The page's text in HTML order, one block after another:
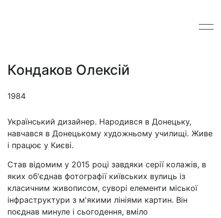
Кондаков Олексій
1984
Український дизайнер. Народився в Донецьку,
навчався в Донецькому художньому училищі. Живе
і працює у Києві.
Став відомим у 2015 році завдяки серії колажів, в
яких об'єднав фотографії київських вулиць із
класичним живописом, суворі елементи міської
інфраструктури з м'якими лініями картин. Він
поєднав минуле і сьогодення, вміло